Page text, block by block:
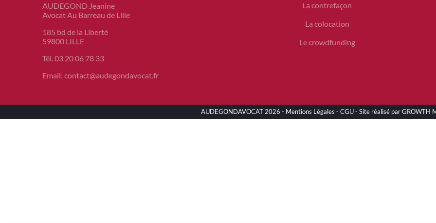
AUDEGOND Jeanine
Avocat Au Barreau de Lille
185 bd de la Liberté
59800 LILLE
Tél. 03 20 06 78 33
Email: contact@audegondavocat.fr
La contrefaçon
La colocation
Le crowdfunding
AUDEGONDAVOCAT 2026 - Mentions Légales - CGU- Site réalisé par GROWTH